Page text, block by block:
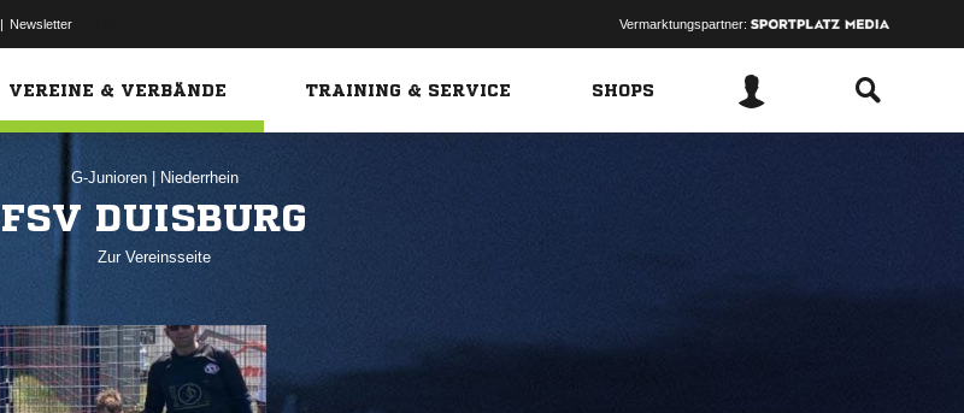
| Newsletter Vermarktungspartner:
VEREINE & VERBÄNDE TRAINING & SERVICE SHOPS
G-Junioren Niederrhein
FSV DUISBURG
Zur Vereinsseite